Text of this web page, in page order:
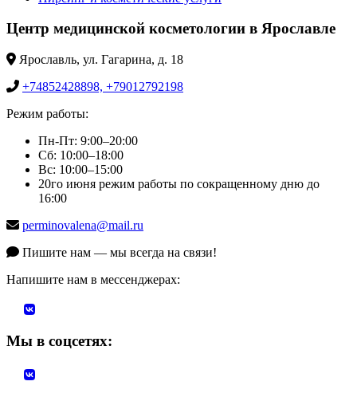
Центр медицинской косметологии в Ярославле
Ярославль, ул. Гагарина, д. 18
+74852428898, +79012792198
Режим работы:
Пн-Пт: 9:00–20:00
Сб: 10:00–18:00
Вс: 10:00–15:00
20го июня режим работы по сокращенному дню до
16:00
perminovalena@mail.ru
Пишите нам — мы всегда на связи!
Напишите нам в мессенджерах:
Мы в соцсетях: